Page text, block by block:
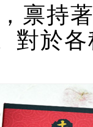
禀持
對於